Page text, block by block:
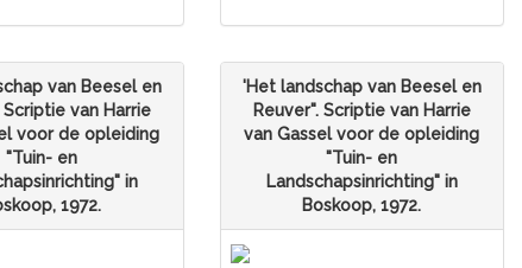
van Beesel en
Scriptie van Harrie
voor de opleiding
"Tuin- en
in
1972.
'Het landschap van Beesel en
Reuver". Scriptie van Harrie
van Gassel voor de opleiding
"Tuin- en
Landschapsinrichting" in
Boskoop, 1972.